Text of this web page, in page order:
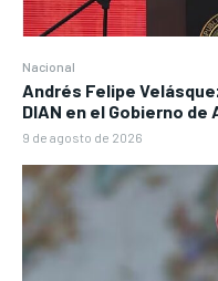
Nacional
Andrés Felipe
DIAN en el Gobierno
9 de agosto de 2026